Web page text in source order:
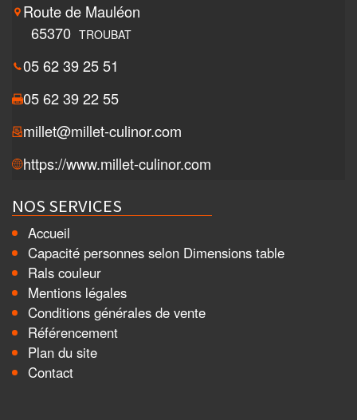
Route de Mauléon
65370 TROUBAT
05 62 39 25 51
05 62 39 22 55
millet@millet-culinor.com
https://www.millet-culinor.com
NOS SERVICES
Accueil
Capacité personnes selon Dimensions table
Rals couleur
Mentions légales
Conditions générales de vente
Référencement
Plan du site
Contact